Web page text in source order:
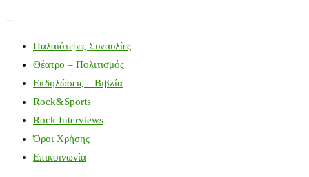
Παλαιότερες Συναυλίες
Θέατρο – Πολιτισμός
Εκδηλώσεις – Βιβλία
Rock&Sports
Rock Interviews
Όροι Χρήσης
Επικοινωνία